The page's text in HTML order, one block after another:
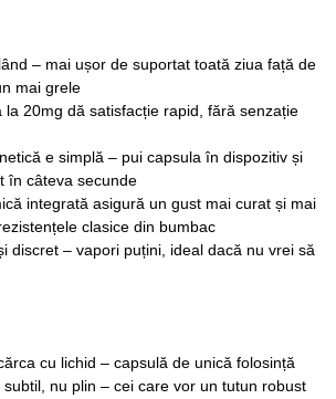
– mai ușor de suportat toată ziua față de
mai grele
la 20mg dă satisfacție rapid, fără senzație
e simplă – pui capsula în dispozitiv și
în câteva secunde
integrată asigură un gust mai curat și mai
clasice din bumbac
discret – vapori puțini, ideal dacă nu vrei să
cu lichid – capsulă de unică folosință
nu plin – cei care vor un tutun robust